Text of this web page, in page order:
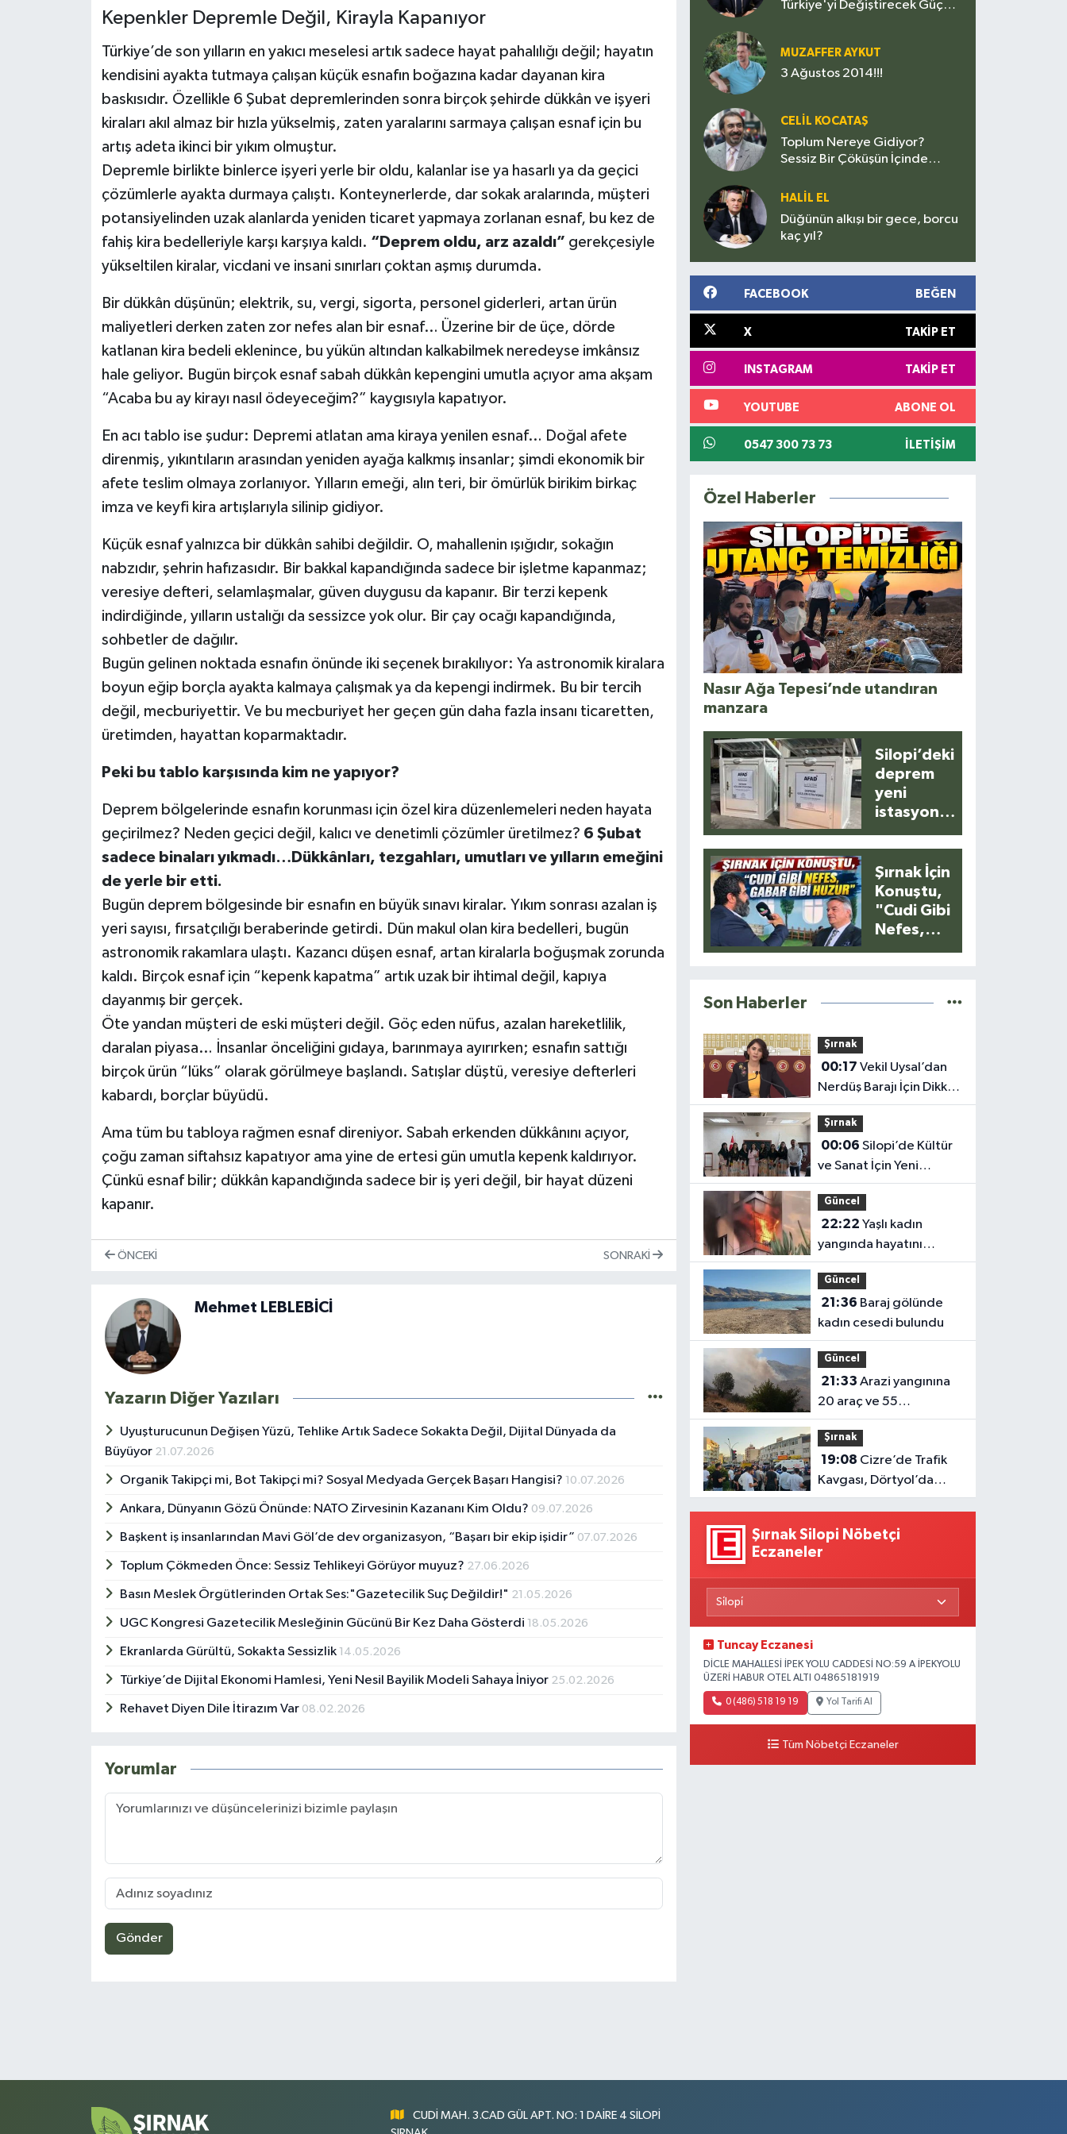
Kepenkler Depremle Değil, Kirayla Kapanıyor
Türkiye’de son yılların en yakıcı meselesi artık sadece hayat pahalılığı değil; hayatın
kendisini ayakta tutmaya çalışan küçük esnafın boğazına kadar dayanan kira
baskısıdır. Özellikle 6 Şubat depremlerinden sonra birçok şehirde dükkân ve işyeri
kiraları akıl almaz bir hızla yükselmiş, zaten yaralarını sarmaya çalışan esnaf için bu
artış adeta ikinci bir yıkım olmuştur.
Depremle birlikte binlerce işyeri yerle bir oldu, kalanlar ise ya hasarlı ya da geçici
çözümlerle ayakta durmaya çalıştı. Konteynerlerde, dar sokak aralarında, müşteri
potansiyelinden uzak alanlarda yeniden ticaret yapmaya zorlanan esnaf, bu kez de
fahiş kira bedelleriyle karşı karşıya kaldı. “Deprem oldu, arz azaldı” gerekçesiyle
yükseltilen kiralar, vicdani ve insani sınırları çoktan aşmış durumda.
Bir dükkân düşünün; elektrik, su, vergi, sigorta, personel giderleri, artan ürün
maliyetleri derken zaten zor nefes alan bir esnaf… Üzerine bir de üçe, dörde
katlanan kira bedeli eklenince, bu yükün altından kalkabilmek neredeyse imkânsız
hale geliyor. Bugün birçok esnaf sabah dükkân kepengini umutla açıyor ama akşam
“Acaba bu ay kirayı nasıl ödeyeceğim?” kaygısıyla kapatıyor.
En acı tablo ise şudur: Depremi atlatan ama kiraya yenilen esnaf… Doğal afete
direnmiş, yıkıntıların arasından yeniden ayağa kalkmış insanlar; şimdi ekonomik bir
afete teslim olmaya zorlanıyor. Yılların emeği, alın teri, bir ömürlük birikim birkaç
imza ve keyfi kira artışlarıyla silinip gidiyor.
Küçük esnaf yalnızca bir dükkân sahibi değildir. O, mahallenin ışığıdır, sokağın
nabzıdır, şehrin hafızasıdır. Bir bakkal kapandığında sadece bir işletme kapanmaz;
veresiye defteri, selamlaşmalar, güven duygusu da kapanır. Bir terzi kepenk
indirdiğinde, yılların ustalığı da sessizce yok olur. Bir çay ocağı kapandığında,
sohbetler de dağılır.
Bugün gelinen noktada esnafın önünde iki seçenek bırakılıyor: Ya astronomik kiralara
boyun eğip borçla ayakta kalmaya çalışmak ya da kepengi indirmek. Bu bir tercih
değil, mecburiyettir. Ve bu mecburiyet her geçen gün daha fazla insanı ticaretten,
üretimden, hayattan koparmaktadır.
Peki bu tablo karşısında kim ne yapıyor?
Deprem bölgelerinde esnafın korunması için özel kira düzenlemeleri neden hayata
geçirilmez? Neden geçici değil, kalıcı ve denetimli çözümler üretilmez? 6 Şubat
sadece binaları yıkmadı…Dükkânları, tezgahları, umutları ve yılların emeğini
de yerle bir etti.
Bugün deprem bölgesinde bir esnafın en büyük sınavı kiralar. Yıkım sonrası azalan iş
yeri sayısı, fırsatçılığı beraberinde getirdi. Dün makul olan kira bedelleri, bugün
astronomik rakamlara ulaştı. Kazancı düşen esnaf, artan kiralarla boğuşmak zorunda
kaldı. Birçok esnaf için “kepenk kapatma” artık uzak bir ihtimal değil, kapıya
dayanmış bir gerçek.
Öte yandan müşteri de eski müşteri değil. Göç eden nüfus, azalan hareketlilik,
daralan piyasa… İnsanlar önceliğini gıdaya, barınmaya ayırırken; esnafın sattığı
birçok ürün “lüks” olarak görülmeye başlandı. Satışlar düştü, veresiye defterleri
kabardı, borçlar büyüdü.
Ama tüm bu tabloya rağmen esnaf direniyor. Sabah erkenden dükkânını açıyor,
çoğu zaman siftahsız kapatıyor ama yine de ertesi gün umutla kepenk kaldırıyor.
Çünkü esnaf bilir; dükkân kapandığında sadece bir iş yeri değil, bir hayat düzeni
kapanır.
ÖNCEKI SONRAKI
Mehmet LEBLEBİCİ
Yazarın Diğer Yazıları
Uyuşturucunun Değişen Yüzü, Tehlike Artık Sadece Sokakta Değil, Dijital Dünyada da
Büyüyor 21.07.2026
Organik Takipçi mi, Bot Takipçi mi? Sosyal Medyada Gerçek Başarı Hangisi? 10.07.2026
Ankara, Dünyanın Gözü Önünde: NATO Zirvesinin Kazananı Kim Oldu? 09.07.2026
Başkent iş insanlarından Mavi Göl’de dev organizasyon, “Başarı bir ekip işidir” 07.07.2026
Toplum Çökmeden Önce: Sessiz Tehlikeyi Görüyor muyuz? 27.06.2026
Basın Meslek Örgütlerinden Ortak Ses:"Gazetecilik Suç Değildir!" 21.05.2026
UGC Kongresi Gazetecilik Mesleğinin Gücünü Bir Kez Daha Gösterdi 18.05.2026
Ekranlarda Gürültü, Sokakta Sessizlik 14.05.2026
Türkiye’de Dijital Ekonomi Hamlesi, Yeni Nesil Bayilik Modeli Sahaya İniyor 25.02.2026
Rehavet Diyen Dile İtirazım Var 08.02.2026
Yorumlar
Gönder
Türkiye'yi Değiştirecek Güç
MUZAFFER AYKUT
3 Ağustos 2014!!!
CELIL KOCATAŞ
Toplum Nereye Gidiyor?
Sessiz Bir Çöküşün İçinde
HALIL EL
Düğünün alkışı bir gece, borcu
kaç yıl?
FACEBOOK BEĞEN
X TAKIP ET
INSTAGRAM TAKIP ET
YOUTUBE ABONE OL
0547 300 73 73 İLETIŞIM
Özel Haberler
Nasır Ağa Tepesi’nde utandıran
manzara
Silopi’deki
deprem
yeni
istasyonla
kaydedildi
Şırnak İçin
Konuştu,
"Cudi Gibi
Nefes,
Son Haberler
Şırnak
00:17
Nerdüş Barajı İçin Dikkat
Çeken İddia
Şırnak
00:06
ve Sanat İçin Yeni
Adımlar
Güncel
22:22
yangında hayatını
kaybetti
Güncel
21:36
kadın cesedi bulundu
Güncel
21:33
20 araç ve 55
personelle müdahale
sürüyor
Şırnak
19:08
Kavgası, Dörtyol’da
Geçişler Durdu
Şırnak Silopi Nöbetçi
Eczaneler
Tuncay Eczanesi
DİCLE MAHALLESİ İPEK YOLU CADDESİ NO:59 A İPEKYOLU
ÜZERİ HABUR OTEL ALTI 04865181919
0 (486) 518 19 19 Yol Tarifi Al
Tüm Nöbetçi Eczaneler
CUDİ MAH. 3.CAD GÜL APT. NO: 1 DAİRE 4 SİLOPİ